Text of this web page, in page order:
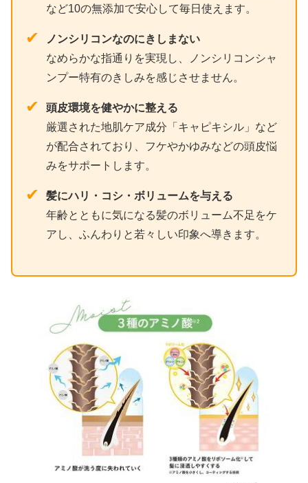
など10の無添加で安心して毎日使えます。
✔
ノンシリコンなのにきしまない
なめらかな指通りを実現し、ノンシリコンシャ
ンプー特有のきしみを感じさせません。
✔
頭皮環境を健やかに整える
厳選された地肌ケア成分「キャピキシル」など
が配合されており、フケやかゆみなどの頭皮悩
みをサポートします。
✔
髪にハリ・コシ・ボリュームを与える
年齢とともに気になる髪のボリューム不足をケ
アし、ふんわりと若々しい印象へ導きます。